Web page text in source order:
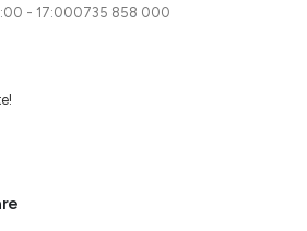
- 17:000735 858 000